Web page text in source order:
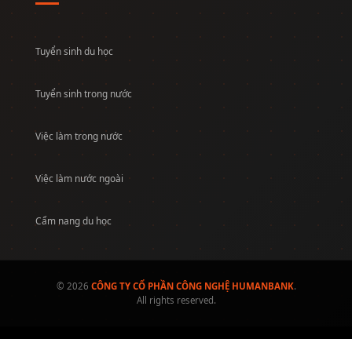
Tuyển sinh du học
Tuyển sinh trong nước
Việc làm trong nước
Việc làm nước ngoài
Cẩm nang du học
© 2026 CÔNG TY CỔ PHẦN CÔNG NGHỆ HUMANBANK.
All rights reserved.